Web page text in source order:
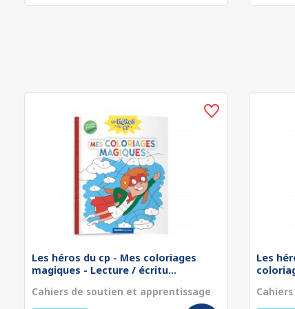
Les héros du cp - Mes coloriages
magiques - Lecture / écritu...
Cahiers de soutien et apprentissage
Les